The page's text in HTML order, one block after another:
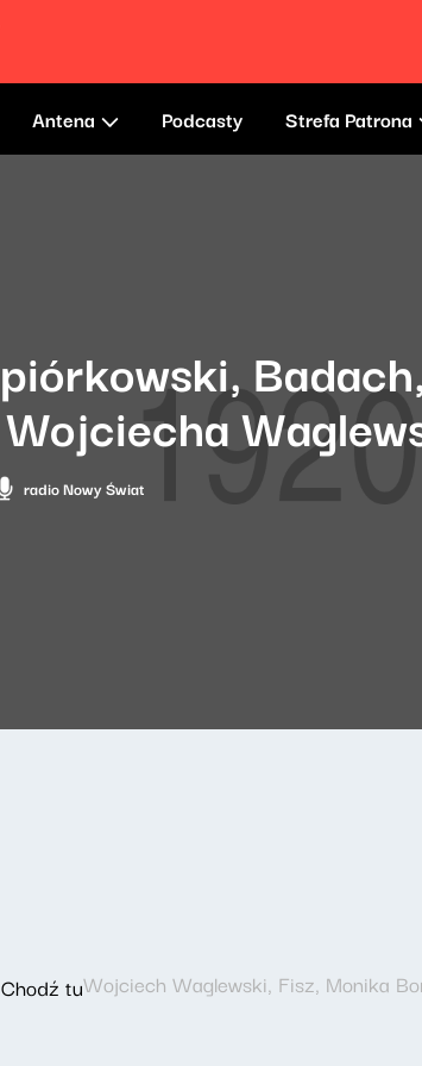
Antena Podcasty Strefa Patrona
radio Nowy Świat
Wojciech Waglewski, Fisz, Monika